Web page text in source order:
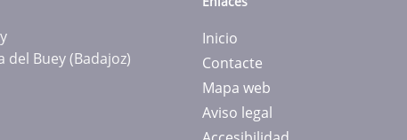
del Buey (Badajoz)
Inicio
Contacte
Mapa web
Aviso legal